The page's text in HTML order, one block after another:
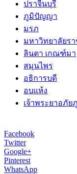
ปราจีนบุรี
ภูมิปัญญา
มรภ
มหาวิทยาลัยร
ลินดา เกณฑ์มา
สมุนไพร
อธิการบดี
อบแห้ง
เจ้าพระยาอภัย
Facebook
Twitter
Google+
Pinterest
WhatsApp